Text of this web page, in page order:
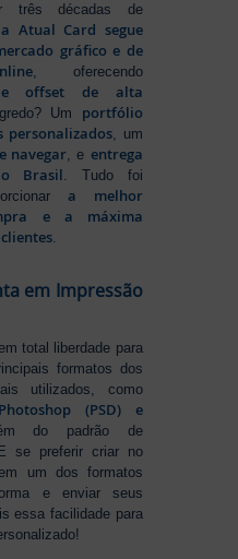
três décadas de
a Atual Card segue
gráfico e de
, oferecendo
e offset de alta
Um portfólio
personalizados, um
navegar, e entrega
Brasil. Tudo foi
a melhor
e a máxima
.
em Impressão
total liberdade para
formatos dos
utilizados, como
(PSD) e
do padrão de
se preferir criar no
um dos formatos
e enviar seus
essa facilidade para